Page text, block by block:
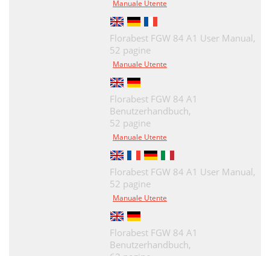
Manuale Utente
Florabest FGW 84 A1 User Manual,
52 pagine
Manuale Utente
Florabest FGW 84 A1
Benutzerhandbuch,
52 pagine
Manuale Utente
Florabest FGW 84 A1 User Manual,
52 pagine
Manuale Utente
Florabest FGW 84 A1
Benutzerhandbuch,